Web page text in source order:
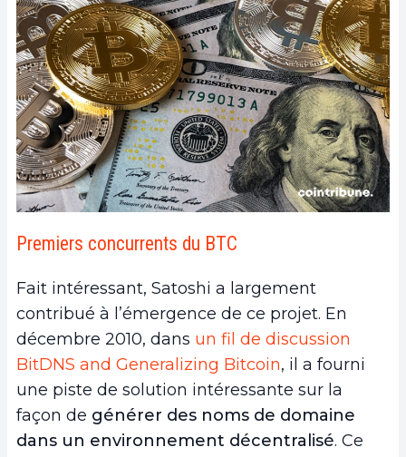
Premiers concurrents du BTC
Fait intéressant, Satoshi a largement
contribué à l’émergence de ce projet. En
décembre 2010, dans un fil de discussion
BitDNS and Generalizing Bitcoin, il a fourni
une piste de solution intéressante sur la
façon de générer des noms de domaine
dans un environnement décentralisé. Ce